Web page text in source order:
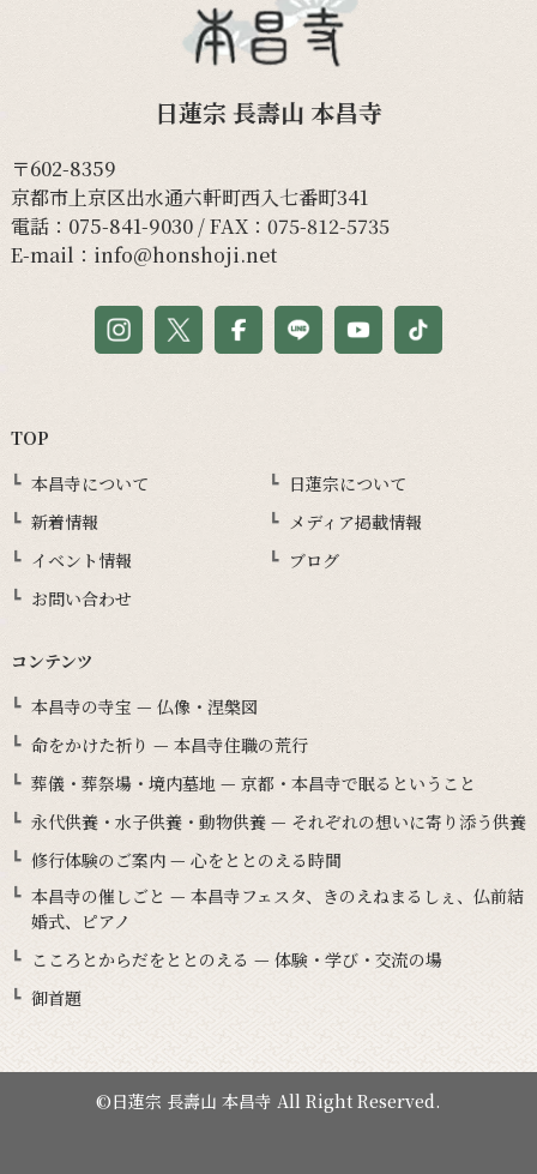
日蓮宗 長壽山 本昌寺
〒602-8359
京都市上京区出水通六軒町西入七番町341
電話： 075-841-9030/ FAX：075-812-5735
E-mail： info@honshoji.net
TOP
本昌寺について
日蓮宗について
新着情報
メディア掲載情報
イベント情報
ブログ
お問い合わせ
コンテンツ
本昌寺の寺宝 — 仏像・涅槃図
命をかけた祈り — 本昌寺住職の荒行
葬儀・葬祭場・境内墓地 — 京都・本昌寺で眠るということ
永代供養・水子供養・動物供養 — それぞれの想いに寄り添う供養
修行体験のご案内 — 心をととのえる時間
本昌寺の催しごと — 本昌寺フェスタ、きのえねまるしぇ、仏前結
婚式、ピアノ
こころとからだをととのえる — 体験・学び・交流の場
御首題
©日蓮宗 長壽山 本昌寺 All Right Reserved.